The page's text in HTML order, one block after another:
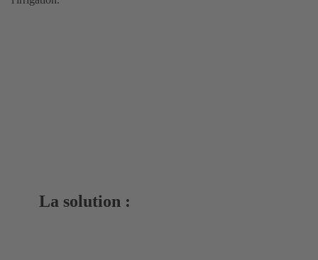
La solution :